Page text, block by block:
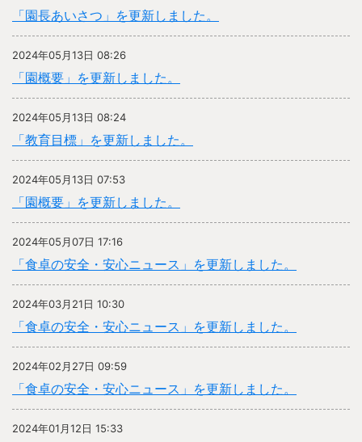
「園長あいさつ」を更新しました。
2024年05月13日 08:26
「園概要」を更新しました。
2024年05月13日 08:24
「教育目標」を更新しました。
2024年05月13日 07:53
「園概要」を更新しました。
2024年05月07日 17:16
「食卓の安全・安心ニュース」を更新しました。
2024年03月21日 10:30
「食卓の安全・安心ニュース」を更新しました。
2024年02月27日 09:59
「食卓の安全・安心ニュース」を更新しました。
2024年01月12日 15:33